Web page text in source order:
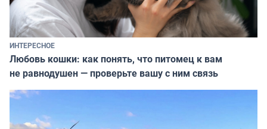
ИНТЕРЕСНОЕ
Любовь кошки: как понять, что питомец к вам
не равнодушен — проверьте вашу с ним связь